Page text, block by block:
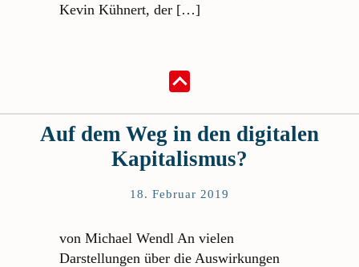
Kevin Kühnert, der […]
Auf dem Weg in den digitalen
Kapitalismus?
18. Februar 2019
von Michael Wendl An vielen
Darstellungen über die Auswirkungen